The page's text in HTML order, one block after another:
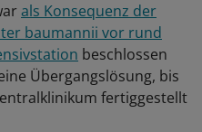
als Konsequenz der
baumannii vor rund
beschlossen
Übergangslösung, bis
fertiggestellt